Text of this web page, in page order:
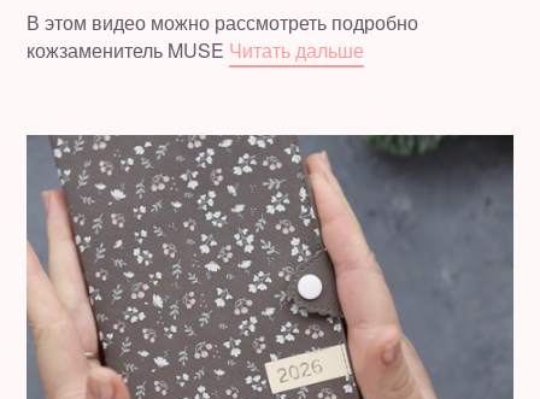
В этом видео можно рассмотреть подробно
кожзаменитель MUSE Читать дальше